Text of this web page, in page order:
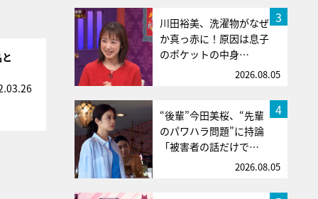
3
川田裕美、洗濯物がなぜ
か真っ赤に！原因は息子
のポケットの中身…
2026.08.05
4
“後輩”今田美桜、“先輩
のパワハラ問題”に持論
「被害者の話だけで…
2026.08.05